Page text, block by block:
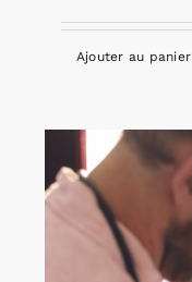
Ajouter au panier